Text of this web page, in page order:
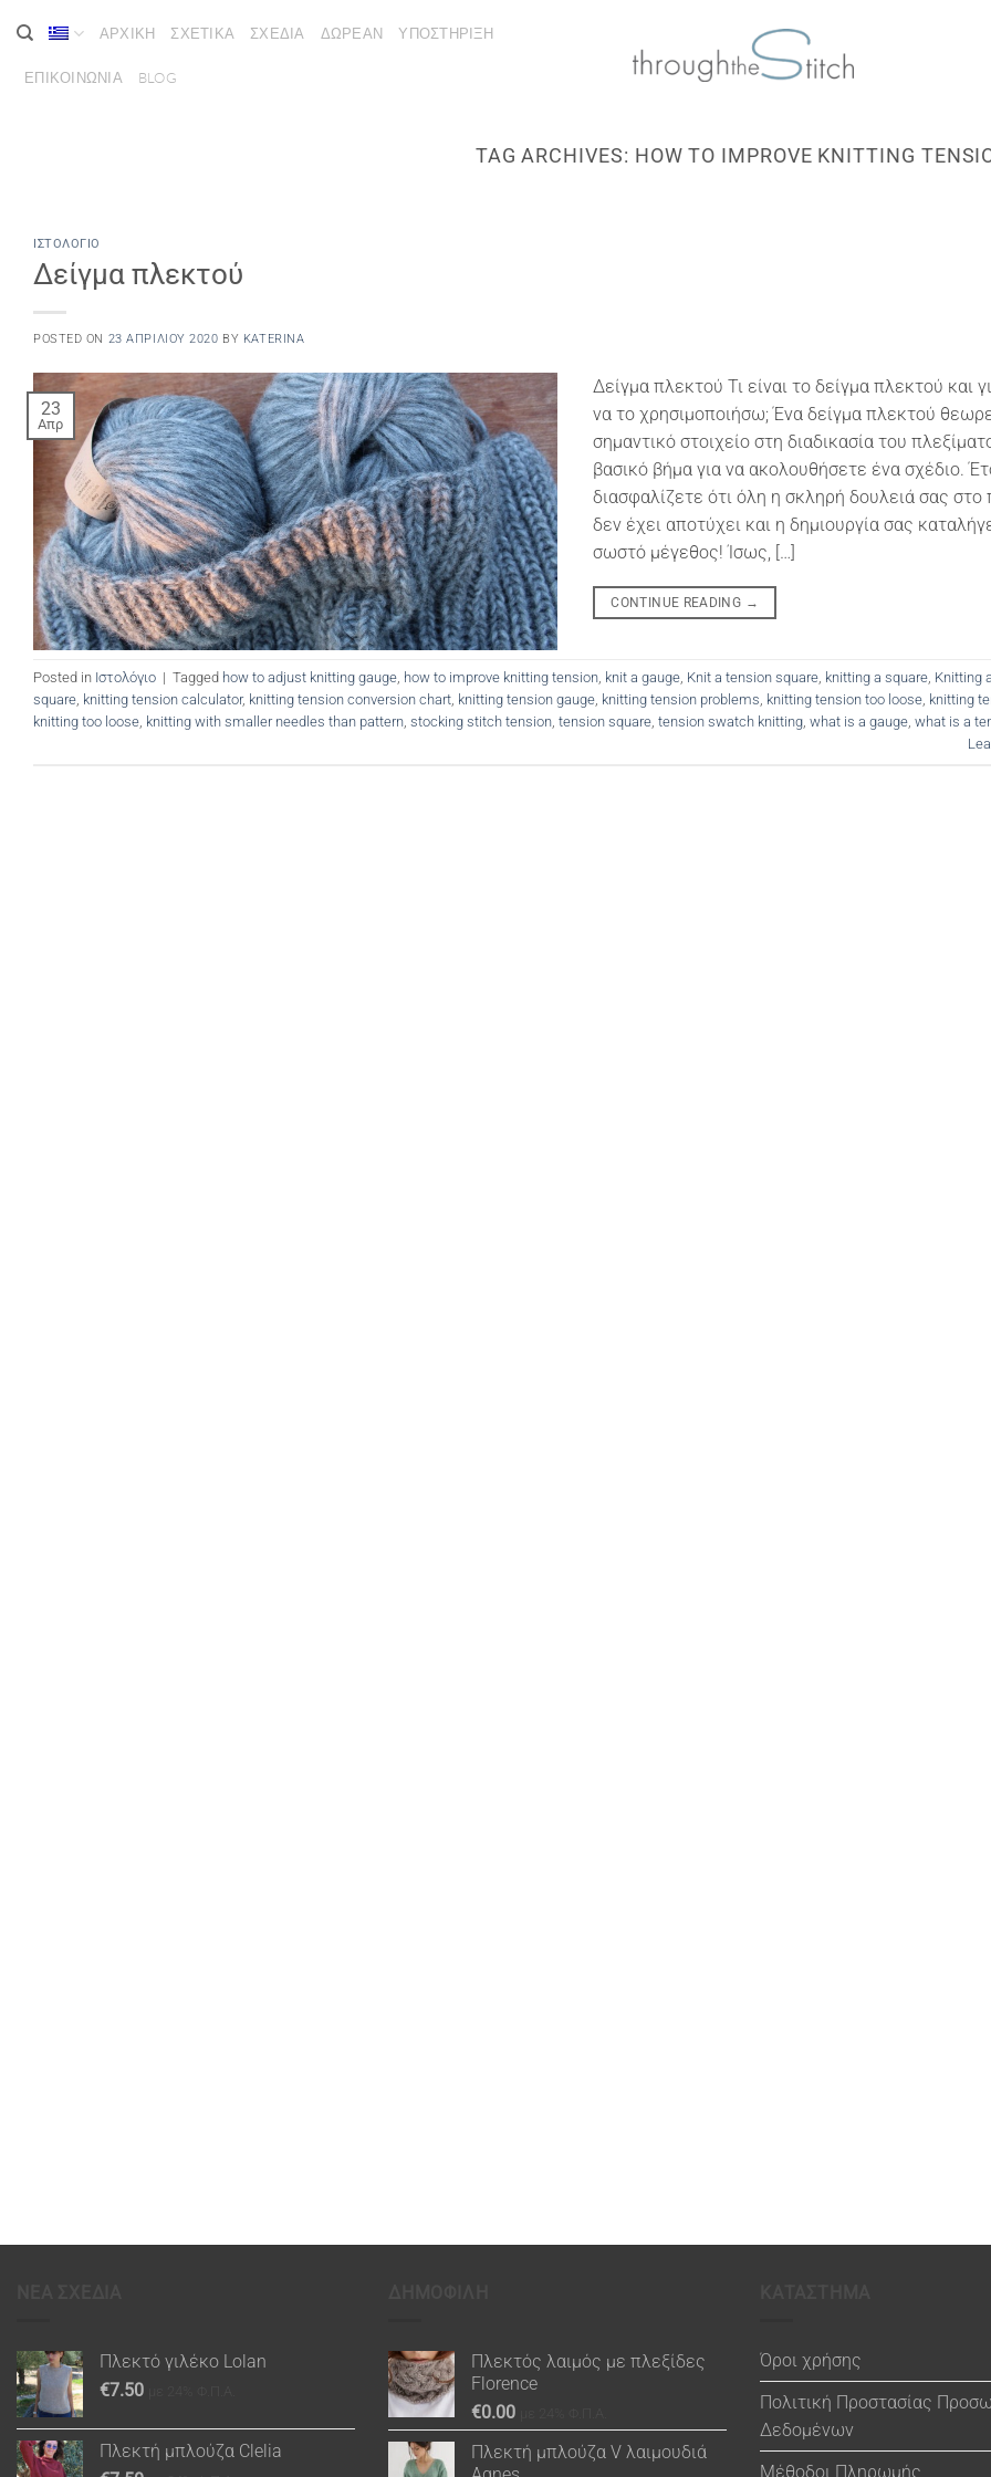
στο
περιεχόμενο
ΑΡΧΙΚΗ ΣΧΕΤΙΚΑ ΣΧΕΔΙΑ ΔΩΡΕΑΝ ΥΠΟΣΤΗΡΙΞΗ
ΕΠΙΚΟΙΝΩΝΙΑ BLOG
TAG ARCHIVES: HOW TO IMPROVE KNITTING
ΙΣΤΟΛΌΓΙΟ
Δείγμα πλεκτού
POSTED ON 23 ΑΠΡΙΛΊΟΥ 2020 BY KATERINA
23
Απρ
Δείγμα πλεκτού Τι είναι το δείγμα πλεκτού και
να το χρησιμοποιήσω; Ένα δείγμα πλεκτού
σημαντικό στοιχείο στη διαδικασία του
βασικό βήμα για να ακολουθήσετε ένα σχέδιο.
διασφαλίζετε ότι όλη η σκληρή δουλειά σας στο
δεν έχει αποτύχει και η δημιουργία σας
σωστό μέγεθος! Ίσως, […]
CONTINUE READING →
Posted in Ιστολόγιο | Tagged how to adjust knitting gauge, how to improve knitting tension, knit a gauge, Knit a tension square, knitting a square, Knitting
square, knitting tension calculator, knitting tension conversion chart, knitting tension gauge, knitting tension problems, knitting tension too loose, knitting
knitting too loose, knitting with smaller needles than pattern, stocking stitch tension, tension square, tension swatch knitting, what is a gauge, what is a
Πλεκτό γιλέκο Lolan
€7.50
Πλεκτή μπλούζα Clelia
Πλεκτός λαιμός με πλεξίδες
Florence
€0.00
Πλεκτή μπλούζα V λαιμουδιά
Όροι χρήσης
Πολιτική Προστασίας
Δεδομένων
Μέθοδοι Πληρωμής